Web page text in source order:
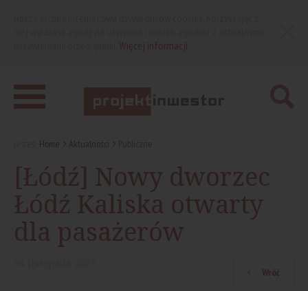
Home Aktualności Publiczne
[Łódź] Nowy dworzec
Łódź Kaliska otwarty
dla pasażerów
Wróć